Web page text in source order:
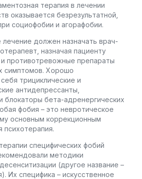
терапия в лечении
оказывается безрезультатной,
социофобии и агорафобии.
должен назначать врач-
назначая пациенту
противотревожные препараты
симптомов. Хорошо
трициклические и
антидепрессанты,
блокаторы бета-адренергических
фобия – это невротическое
основным коррекционным
психотерапия.
специфических фобий
методики
(другое название –
Их специфика – искусственное